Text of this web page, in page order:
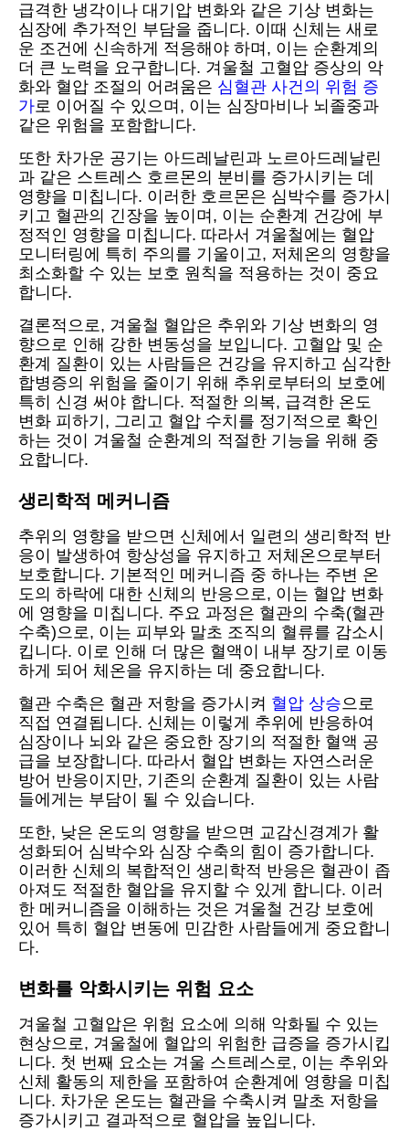
급격한 냉각이나 대기압 변화와 같은 기상 변화는
심장에 추가적인 부담을 줍니다. 이때 신체는 새로
운 조건에 신속하게 적응해야 하며, 이는 순환계의
더 큰 노력을 요구합니다. 겨울철 고혈압 증상의 악
화와 혈압 조절의 어려움은 심혈관 사건의 위험 증
가로 이어질 수 있으며, 이는 심장마비나 뇌졸중과
같은 위험을 포함합니다.
또한 차가운 공기는 아드레날린과 노르아드레날린
과 같은 스트레스 호르몬의 분비를 증가시키는 데
영향을 미칩니다. 이러한 호르몬은 심박수를 증가시
키고 혈관의 긴장을 높이며, 이는 순환계 건강에 부
정적인 영향을 미칩니다. 따라서 겨울철에는 혈압
모니터링에 특히 주의를 기울이고, 저체온의 영향을
최소화할 수 있는 보호 원칙을 적용하는 것이 중요
합니다.
결론적으로, 겨울철 혈압은 추위와 기상 변화의 영
향으로 인해 강한 변동성을 보입니다. 고혈압 및 순
환계 질환이 있는 사람들은 건강을 유지하고 심각한
합병증의 위험을 줄이기 위해 추위로부터의 보호에
특히 신경 써야 합니다. 적절한 의복, 급격한 온도
변화 피하기, 그리고 혈압 수치를 정기적으로 확인
하는 것이 겨울철 순환계의 적절한 기능을 위해 중
요합니다.
생리학적 메커니즘
추위의 영향을 받으면 신체에서 일련의 생리학적 반
응이 발생하여 항상성을 유지하고 저체온으로부터
보호합니다. 기본적인 메커니즘 중 하나는 주변 온
도의 하락에 대한 신체의 반응으로, 이는 혈압 변화
에 영향을 미칩니다. 주요 과정은 혈관의 수축(혈관
수축)으로, 이는 피부와 말초 조직의 혈류를 감소시
킵니다. 이로 인해 더 많은 혈액이 내부 장기로 이동
하게 되어 체온을 유지하는 데 중요합니다.
혈관 수축은 혈관 저항을 증가시켜 혈압 상승으로
직접 연결됩니다. 신체는 이렇게 추위에 반응하여
심장이나 뇌와 같은 중요한 장기의 적절한 혈액 공
급을 보장합니다. 따라서 혈압 변화는 자연스러운
방어 반응이지만, 기존의 순환계 질환이 있는 사람
들에게는 부담이 될 수 있습니다.
또한, 낮은 온도의 영향을 받으면 교감신경계가 활
성화되어 심박수와 심장 수축의 힘이 증가합니다.
이러한 신체의 복합적인 생리학적 반응은 혈관이 좁
아져도 적절한 혈압을 유지할 수 있게 합니다. 이러
한 메커니즘을 이해하는 것은 겨울철 건강 보호에
있어 특히 혈압 변동에 민감한 사람들에게 중요합니
다.
변화를 악화시키는 위험 요소
겨울철 고혈압은 위험 요소에 의해 악화될 수 있는
현상으로, 겨울철에 혈압의 위험한 급증을 증가시킵
니다. 첫 번째 요소는 겨울 스트레스로, 이는 추위와
신체 활동의 제한을 포함하여 순환계에 영향을 미칩
니다. 차가운 온도는 혈관을 수축시켜 말초 저항을
증가시키고 결과적으로 혈압을 높입니다.